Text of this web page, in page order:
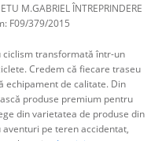
M.GABRIEL ÎNTREPRINDERE
F09/379/2015
ciclism transformată într-un
Credem că fiecare traseu
echipament de calitate. Din
produse premium pentru
din varietatea de produse din
aventuri pe teren accidentat,